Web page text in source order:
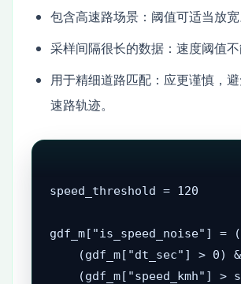
包含高速路场景：阈值可适当放宽
采样间隔很长的数据：速度阈值不
用于精细道路匹配：应更谨慎，
速路轨迹。
speed_threshold = 120
gdf_m["is_speed_noise"] = (
    (gdf_m["dt_sec"] > 0) &
(gdf_m["speed_kmh"] >